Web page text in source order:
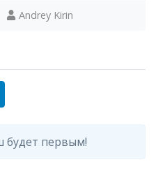
Andrey Kirin
будет первым!